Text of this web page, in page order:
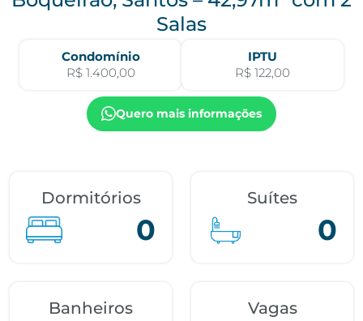
Salas
Condomínio
R$ 1.400,00
IPTU
R$ 122,00
Quero mais informações
Dormitórios
0
Suítes
0
Banheiros Vagas